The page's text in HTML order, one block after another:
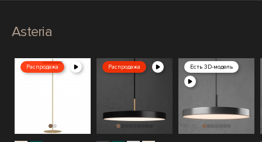
Asteria
Распродажа Распродажа Есть 3D-модель